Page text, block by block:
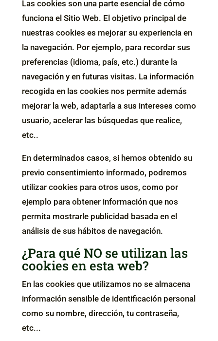
Las cookies son una parte esencial de cómo
funciona el Sitio Web. El objetivo principal de
nuestras cookies es mejorar su experiencia en
la navegación. Por ejemplo, para recordar sus
preferencias (idioma, país, etc.) durante la
navegación y en futuras visitas. La información
recogida en las cookies nos permite además
mejorar la web, adaptarla a sus intereses como
usuario, acelerar las búsquedas que realice,
etc..
En determinados casos, si hemos obtenido su
previo consentimiento informado, podremos
utilizar cookies para otros usos, como por
ejemplo para obtener información que nos
permita mostrarle publicidad basada en el
análisis de sus hábitos de navegación.
¿Para qué NO se utilizan las
cookies en esta web?
En las cookies que utilizamos no se almacena
información sensible de identificación personal
como su nombre, dirección, tu contraseña,
etc...